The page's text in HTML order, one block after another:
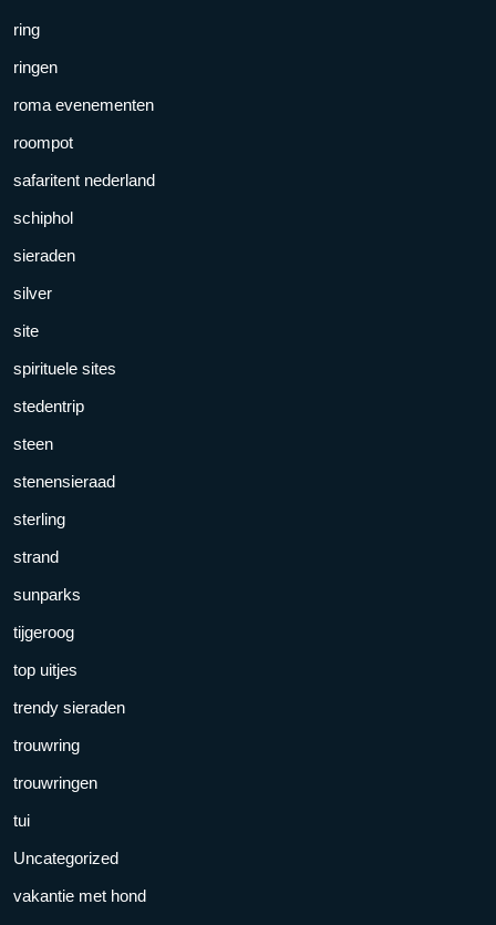
ring
ringen
roma evenementen
roompot
safaritent nederland
schiphol
sieraden
silver
site
spirituele sites
stedentrip
steen
stenensieraad
sterling
strand
sunparks
tijgeroog
top uitjes
trendy sieraden
trouwring
trouwringen
tui
Uncategorized
vakantie met hond